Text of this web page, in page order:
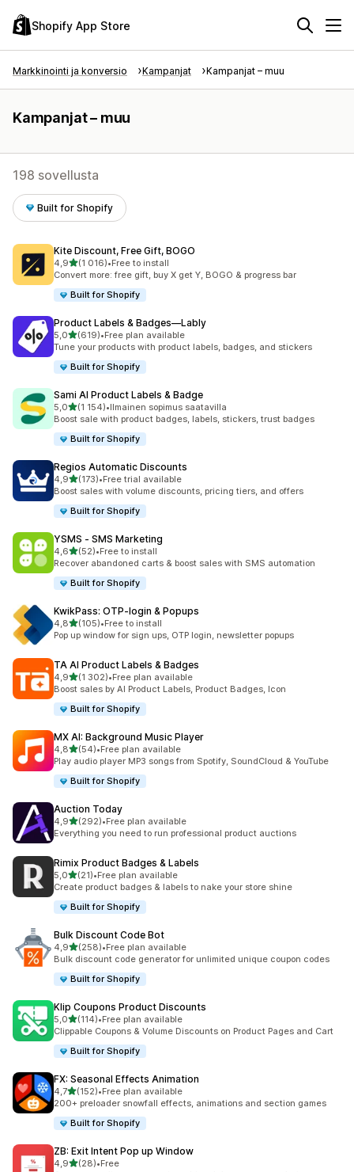
Shopify App Store
Markkinointi ja konversio Kampanjat Kampanjat – muu
Kampanjat – muu
198 sovellusta
Built for Shopify
Kite Discount, Free Gift, BOGO
4,9/ 5 tähteä
(1 016)
1016 arvostelua yhteensä
•Free to install
Convert more: free gift, buy X get Y, BOGO & progress bar
Built for Shopify
Product Labels & Badges—Lably
5,0/ 5 tähteä
(619)
619 arvostelua yhteensä
•Free plan available
Tune your products with product labels, badges, and stickers
Built for Shopify
Sami AI Product Labels & Badge
5,0/ 5 tähteä
(1 154)
1154 arvostelua yhteensä
•Ilmainen sopimus saatavilla
Boost sale with product badges, labels, stickers, trust badges
Built for Shopify
Regios Automatic Discounts
4,9/ 5 tähteä
(173)
173 arvostelua yhteensä
•Free trial available
Boost sales with volume discounts, pricing tiers, and offers
Built for Shopify
YSMS ‑ SMS Marketing
4,6/ 5 tähteä
(52)
52 arvostelua yhteensä
•Free to install
Recover abandoned carts & boost sales with SMS automation
Built for Shopify
KwikPass: OTP‑login & Popups
4,8/ 5 tähteä
(105)
105 arvostelua yhteensä
•Free to install
Pop up window for sign ups, OTP login, newsletter popups
TA AI Product Labels & Badges
4,9/ 5 tähteä
(1 302)
1302 arvostelua yhteensä
•Free plan available
Boost sales by AI Product Labels, Product Badges, Icon
Built for Shopify
MX AI: Background Music Player
4,8/ 5 tähteä
(54)
54 arvostelua yhteensä
•Free plan available
Play audio player MP3 songs from Spotify, SoundCloud & YouTube
Built for Shopify
Auction Today
4,9/ 5 tähteä
(292)
292 arvostelua yhteensä
•Free plan available
Everything you need to run professional product auctions
Rimix Product Badges & Labels
5,0/ 5 tähteä
(21)
21 arvostelua yhteensä
•Free plan available
Create product badges & labels to nake your store shine
Built for Shopify
Bulk Discount Code Bot
4,9/ 5 tähteä
(258)
258 arvostelua yhteensä
•Free plan available
Bulk discount code generator for unlimited unique coupon codes
Built for Shopify
Klip Coupons Product Discounts
5,0/ 5 tähteä
(114)
114 arvostelua yhteensä
•Free plan available
Clippable Coupons & Volume Discounts on Product Pages and Cart
Built for Shopify
FX: Seasonal Effects Animation
4,7/ 5 tähteä
(152)
152 arvostelua yhteensä
•Free plan available
200+ preloader snowfall effects, animations and section games
Built for Shopify
ZB: Exit Intent Pop up Window
4,9/ 5 tähteä
(28)
28 arvostelua yhteensä
•Free